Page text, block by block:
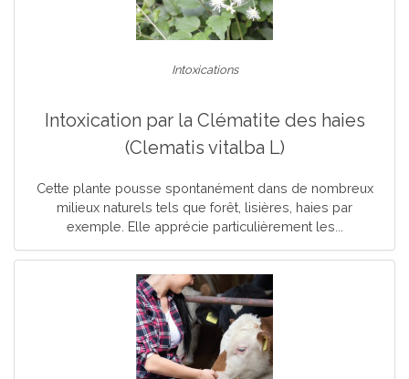
Intoxications
Intoxication par la Clématite des haies
(Clematis vitalba L)
Cette plante pousse spontanément dans de nombreux
milieux naturels tels que forêt, lisières, haies par
exemple. Elle apprécie particulièrement les...